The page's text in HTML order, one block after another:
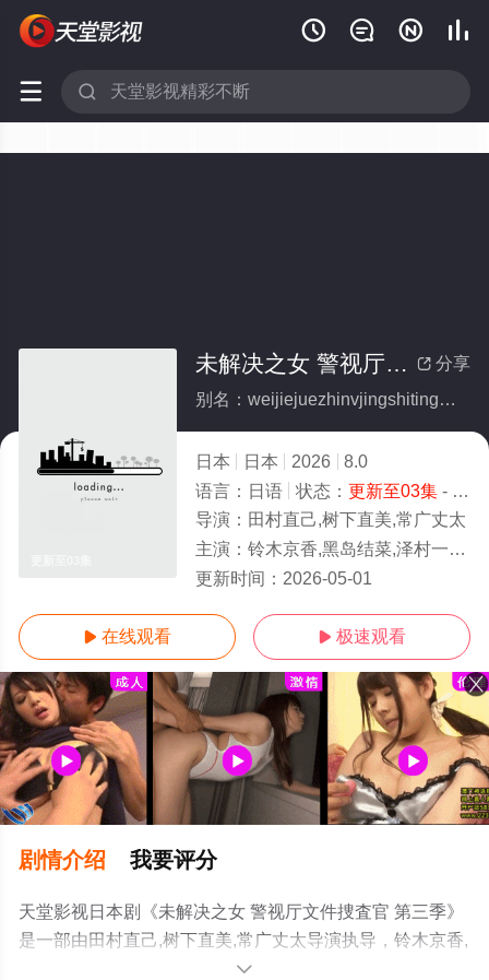
   
 
 分享
未解决之女 警视厅文件捜査官 第三季
别名：weijiejuezhinvjingshitingwenjiansouchaguandisanji
日本 日本 2026
8.0
语言： 日语 状态： 更新至03集- 免费在线观看
导演： 田村直己,树下直美,常广丈太
主演： 铃木京香,黑岛结菜,泽村一树,远藤宪一,山内圭哉,皆川猿时,宫世琉弥,凉,武田玲奈,草川直弥,井上翔太,内藤刚志,鹤见辰吾,影
更新时间： 2026-05-01
 在线观看  极速观看
剧情介绍 我要评分
天堂影视日本剧《未解决之女 警视厅文件捜査官 第三季》
是一部由田村直己,树下直美,常广丈太导演执导，铃木京香,
黑岛结菜,泽村一树,远藤宪一,山内圭哉,皆川猿时,宫世琉弥,
